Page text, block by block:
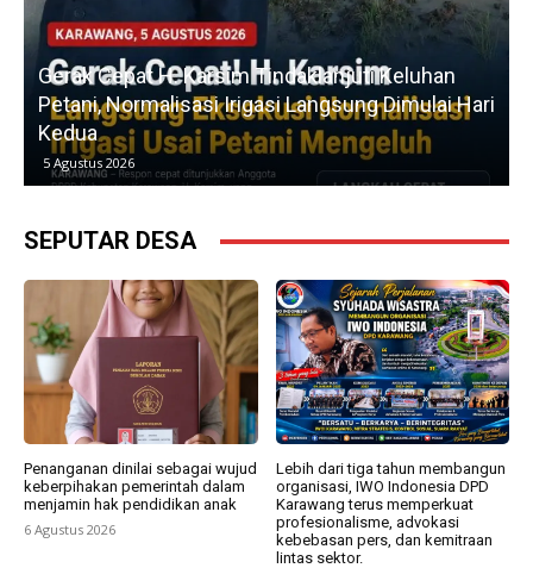
Gerak Cepat H. Karsim Tindaklanjuti Keluhan
Petani, Normalisasi Irigasi Langsung Dimulai Hari
Kedua
5 Agustus 2026
SEPUTAR DESA
Penanganan dinilai sebagai wujud
keberpihakan pemerintah dalam
menjamin hak pendidikan anak
6 Agustus 2026
Lebih dari tiga tahun membangun
organisasi, IWO Indonesia DPD
Karawang terus memperkuat
profesionalisme, advokasi
kebebasan pers, dan kemitraan
lintas sektor.